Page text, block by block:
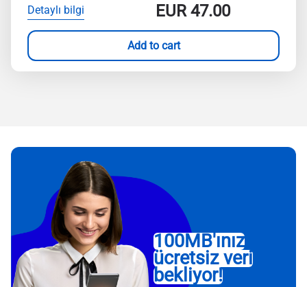
Detaylı bilgi EUR47.00
Add to cart
100MB'ınız
ücretsiz veri
bekliyor!